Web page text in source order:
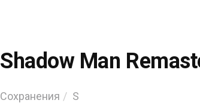
Shadow Man
Сохранения S